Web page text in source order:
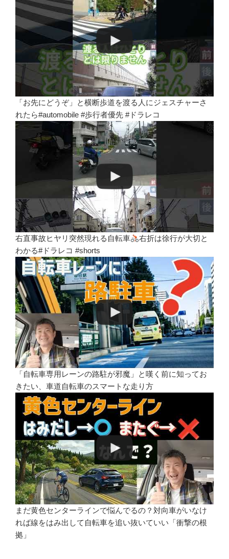
「お先にどうぞ」と横断歩道を渡る人にジェスチャーさ
れたら#automobile #歩行者優先 #ドラレコ
右直事故ヒヤリ突然現れる自転車
右折は徐行が大切と
わかる#ドラレコ #shorts
「自転車専用レーンの路駐が邪魔」と嘆く前に知ってお
きたい、車道自転車のスマートな走り方
まだ黄色センターラインで悩んでるの？対向車がいなけ
れば線をはみ出して自転車を追い抜いていい「衝撃の根
拠」